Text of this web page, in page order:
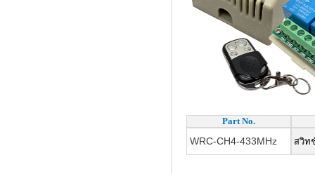
Part No.
WRC-CH4-433MHz สวิท